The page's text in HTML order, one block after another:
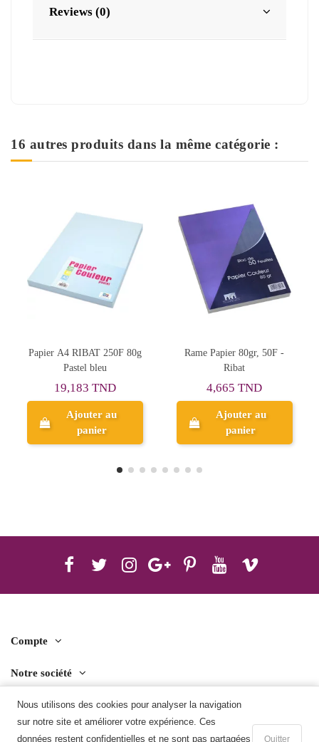
Nous utilisons des cookies pour analyser la navigation
sur notre site et améliorer votre expérience. Ces
données restent confidentielles et ne sont pas partagées
Quitter
Reviews (0)
16 autres produits dans la même catégorie :
Rame Papier 80gr, 50F -
Ribat
4,665 TND
Ajouter au
panier
RAME FABRIANO A4
500F FORT ROUGE
39,913 TND
Ajouter au
panier
Compte
Notre société
Contact us
Télécharger l'application mobile